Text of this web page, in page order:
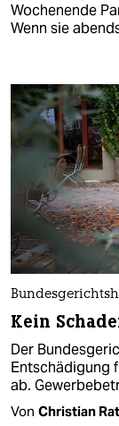
Wochenende
Wenn sie
Kein
Der
Entschädigung
ab.
Von Christian